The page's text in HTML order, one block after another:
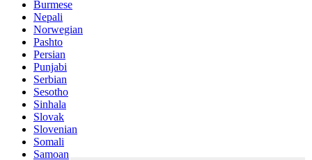
Burmese
Nepali
Norwegian
Pashto
Persian
Punjabi
Serbian
Sesotho
Sinhala
Slovak
Slovenian
Somali
Samoan